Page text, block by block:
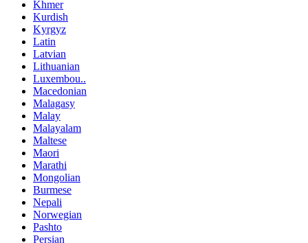
Khmer
Kurdish
Kyrgyz
Latin
Latvian
Lithuanian
Luxembou..
Macedonian
Malagasy
Malay
Malayalam
Maltese
Maori
Marathi
Mongolian
Burmese
Nepali
Norwegian
Pashto
Persian